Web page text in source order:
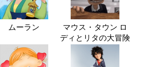
ムーラン
マウス・タウン ロ
ディとリタの大冒険